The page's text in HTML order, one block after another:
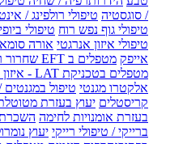
/ סוגסטיה טיפולי רולפינג /
טיפולי גוף נפש רוח טיפולי
טיפולי איזון אנרגטי אורה
אייפק מטפלים ב EFT שחרור ריגשי
מטפלים בטכניקת LAT - איזון חיים
אלקטרו מגנטי טיפול
קריסטלים יעוץ בעזרת
בעזרת אומנויות לחימה השכרת
ברייקי / טיפולי רייקי יעוץ